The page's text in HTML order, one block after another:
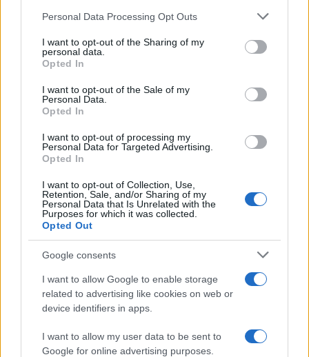
Please note that this website/app uses one or more Google
not limited to your visit or usage behaviour. You may click to
grant or deny consent to Google and its third-party tags to
use your data for below specified purposes in below Google
consent section.
Personal Data Processing Opt Outs
I want to opt-out of the Sharing of my
personal data.
Opted In
I want to opt-out of the Sale of my
Personal Data.
Opted In
I want to opt-out of processing my
Personal Data for Targeted Advertising.
Opted In
I want to opt-out of Collection, Use,
Retention, Sale, and/or Sharing of my
Personal Data that Is Unrelated with the
Purposes for which it was collected.
Opted Out
Google consents
I want to allow Google to enable storage
related to advertising like cookies on web or
device identifiers in apps.
I want to allow my user data to be sent to
Google for online advertising purposes.
Continua a leggere
LIFESTYLE